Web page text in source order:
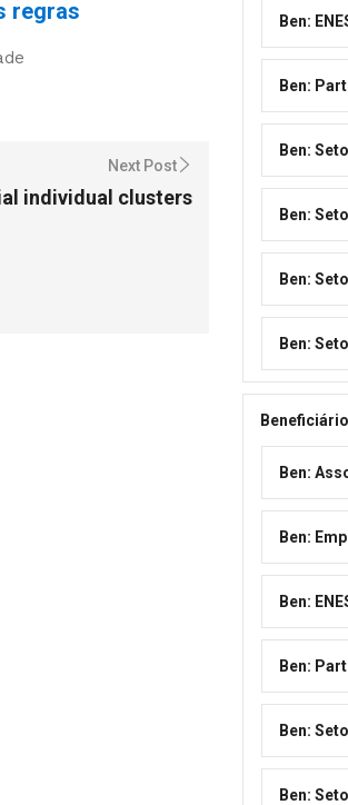
regras
Next Post
individual clusters
Ben:
Ben:
Ben:
Ben:
Ben:
Ben:
Ben:
Ben:
Ben:
Ben:
Ben:
Ben: